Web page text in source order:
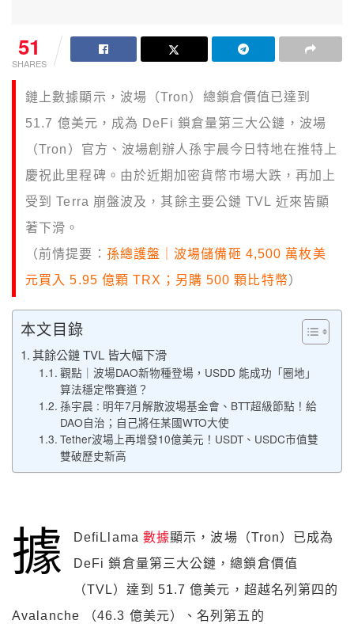
51
SHARES
鏈上數據顯示，波場（Tron）總鎖倉價值已達到
51.7 億美元，成為 DeFi 鎖倉量第三大公鏈，波場
（Tron）官方、波場創辦人孫宇晨今日特地在推特上
慶祝此里程碑。由於近期加密貨幣市場大跌，再加上
受到 Terra 崩盤波及，其餘主要公鏈 TVL 近來皆顯
著下滑。
（前情提要： 孫總護盤｜波場儲備砸 4,500 萬枚美
元買入 5.95 億顆 TRX；另購 500 顆比特幣 ）
本文目錄
其餘公鏈 TVL 皆大幅下滑
觀點｜波場DAO新物種登場，USDD 能成功「圈地」
算法穩定幣賽道？
孫宇晨 : 明年7月解散波場基金會、BTT超級節點！給
DAO自治；自己將任某國WTO大使
Tether波場上再增發10億美元！USDT、USDC市值雙
雙破歷史新高
據 DefiLlama 數據顯示，波場（Tron）已成為
DeFi 鎖倉量第三大公鏈，總鎖倉價值
（TVL）達到 51.7 億美元，超越名列第四的
Avalanche （46.3 億美元）、名列第五的